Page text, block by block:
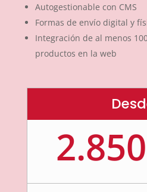
Autogestionable con CMS
Formas de envío digital y
Integración de al menos
productos en la web